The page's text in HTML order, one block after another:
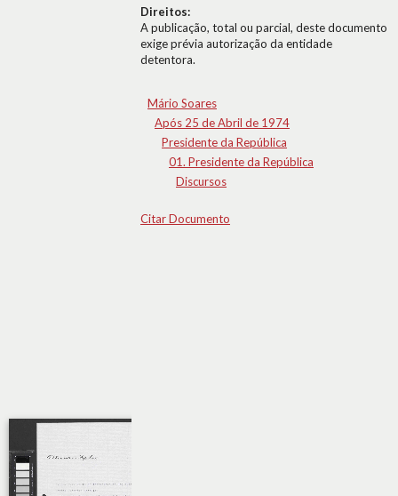
Direitos:
A publicação, total ou parcial, deste documento
exige prévia autorização da entidade
detentora.
Mário Soares
Após 25 de Abril de 1974
Presidente da República
01. Presidente da República
Discursos
Citar Documento